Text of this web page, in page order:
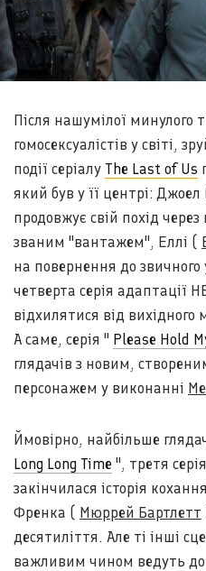
Після нашумілої минулого
гомосексуалістів у світі,
події серіалу The Last of Us
який був у її центрі: Джоел
продовжує свій похід
званим "вантажем", Еллі (
на повернення до звичного
четверта серія адаптації
відхилятися від вихідного
А саме, серія " Please Hold
глядачів з новим,
персонажем у виконанні
Ймовірно, найбільше
Long Long Time ", третя
закінчилася історія
Френка ( Мюррей Бартлетт
десятиліття. Але ті інші
важливим чином ведуть до